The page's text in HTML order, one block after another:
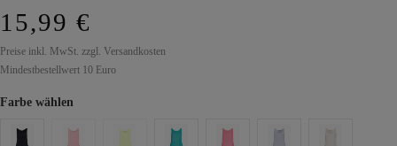
15,99 €
Preise inkl. MwSt. zzgl. Versandkosten
Mindestbestellwert 10 Euro
Farbe wählen